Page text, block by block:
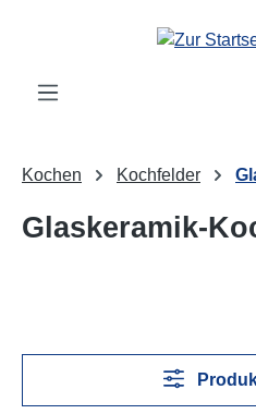
Zum Hauptinhalt springen
Kochen Kochfelder
Glaskeramik-